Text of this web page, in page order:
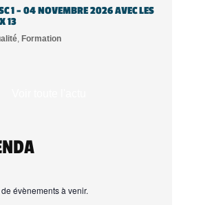
1 – 04 NOVEMBRE 2026 AVEC LES
13
, Formation
de évènements à venir.